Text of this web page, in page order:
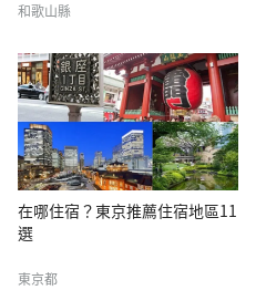
和歌山縣
在哪住宿？東京推薦住宿地區11
選
東京都